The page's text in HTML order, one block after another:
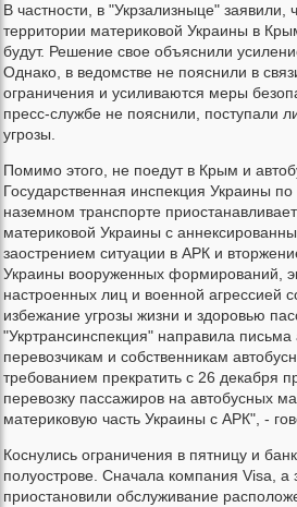
В частности, в "Укрзализныце" заявили,
территории материковой Украины в
будут. Решение свое объяснили
Однако, в ведомстве не пояснили в
ограничения и усиливаются меры
пресс-службе не пояснили, поступали
угрозы.
Помимо этого, не поедут в Крым и
Государственная инспекция Украины по
наземном транспорте
материковой Украины с
заострением ситуации в АРК и
Украины вооруженных формирований,
настроенных лиц и военной агрессией
избежание угрозы жизни и здоровью
"Укртрансинспекция" направила
перевозчикам и собственникам
требованием прекратить с 26 декабря
перевозку пассажиров на автобусных
материковую часть Украины с АРК", -
Коснулись ограничения в пятницу и
полуострове. Сначала компания Visa, а
приостановили обслуживание